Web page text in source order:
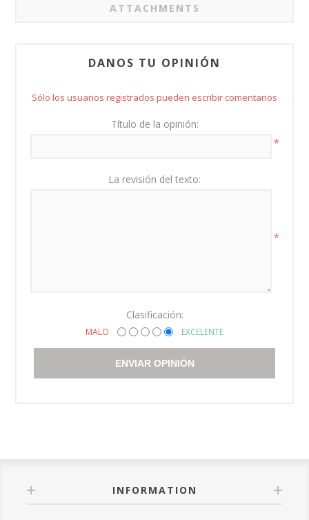
ATTACHMENTS
DANOS TU OPINIÓN
Sólo los usuarios registrados pueden escribir comentarios
Título de la opinión:
*
La revisión del texto:
*
Clasificación:
MALO EXCELENTE
ENVIAR OPINIÓN
INFORMATION